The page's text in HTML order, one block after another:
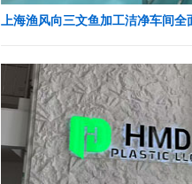
上海渔风向三文鱼加工洁净车间全